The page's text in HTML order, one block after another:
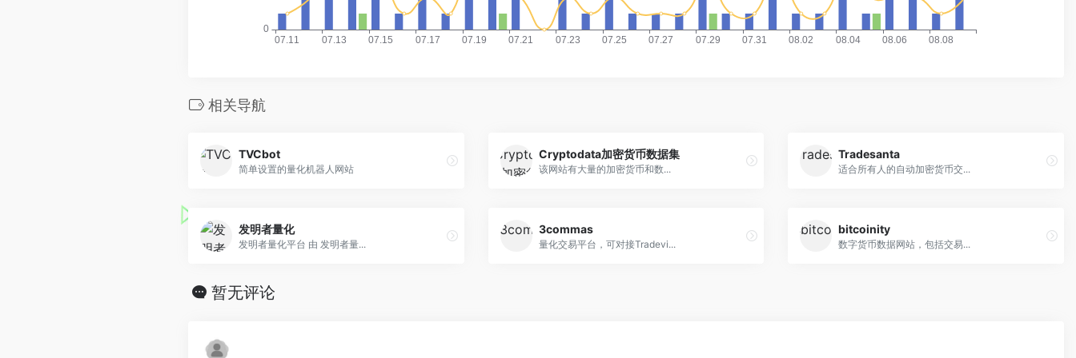
相关导航
TVCbot
简单设置的量化机器人网站
Cryptodata加密货币数据集
该网站有大量的加密货币和数...
Tradesanta
适合所有人的自动加密货币交...
发明者量化
发明者量化平台 由 发明者量...
3commas
量化交易平台，可对接Tradevi...
bitcoinity
数字货币数据网站，包括交易...
暂无评论